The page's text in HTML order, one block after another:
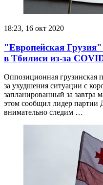
18:23, 16 окт 2020
"Европейская
в Тбилиси из-за
Оппозиционная грузинская
за ухудшения ситуации с
запланированный за завтра
этом сообщил лидер партии
внимательно следим …